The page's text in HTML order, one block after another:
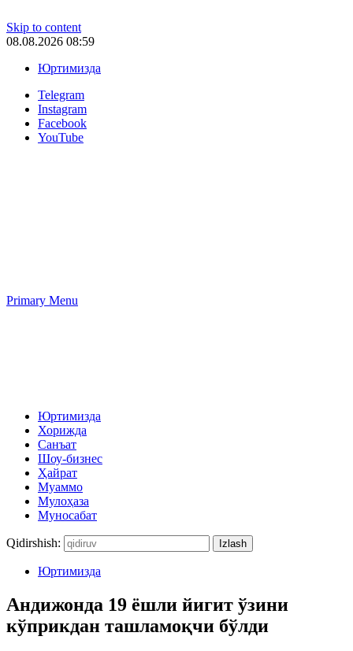
Skip to content
08.08.2026 08:59
Юртимизда
Telegram
Instagram
Facebook
YouTube
Primary Menu
Юртимизда
Хорижда
Санъат
Шоу-бизнес
Ҳайрат
Муаммо
Мулоҳаза
Муносабат
Qidirshish:
Юртимизда
Андижонда 19 ёшли йигит ўзини
кўприкдан ташламоқчи бўлди